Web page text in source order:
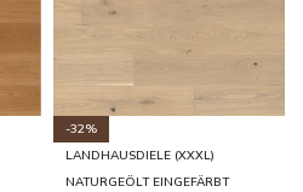
-32%
LANDHAUSDIELE (XXXL)
NATURGEÖLT EINGEFÄRBT